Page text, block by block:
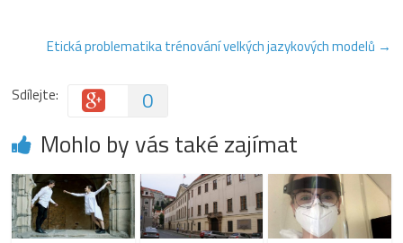
Etická problematika trénování velkých jazykových modelů →
Sdílejte: 0
Mohlo by vás také zajímat